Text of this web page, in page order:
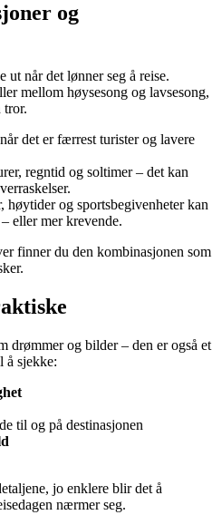
og
ut når det lønner seg å reise.
mellom høysesong og lavsesong,
tror.
det er færrest turister og lavere
regntid og soltimer – det kan
høytider og sportsbegivenheter kan
eller mer krevende.
finner du den kombinasjonen som
drømmer og bilder – den er også et
å sjekke:
til og på destinasjonen
jo enklere blir det å
nærmer seg.